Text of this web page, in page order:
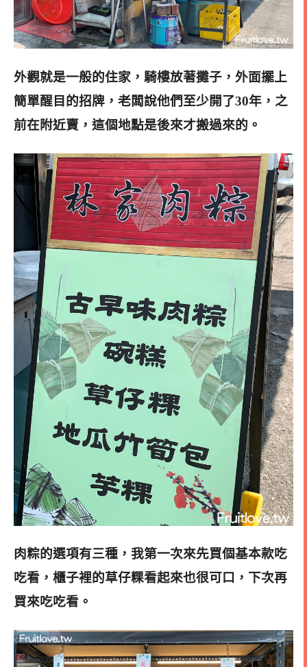
外觀就是一般的住家，騎樓放著攤子，外面擺上
簡單醒目的招牌，老闆說他們至少開了30年，之
前在附近賣，這個地點是後來才搬過來的。
肉粽的選項有三種，我第一次來先買個基本款吃
吃看，櫃子裡的草仔粿看起來也很可口，下次再
買來吃吃看。